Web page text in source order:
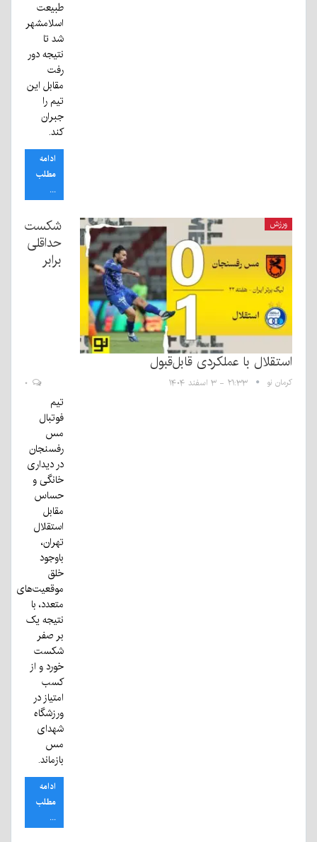
طبیعت
اسلامشهر
شد تا
نتیجه دور
رفت
مقابل این
تیم را
جبران
کند.
ادامه
مطلب
...
ورزش
شکست
حداقلی
برابر
استقلال با عملکردی قابل‌قبول
کرمان نو ۲۱:۳۳ - ۳ اسفند ۱۴۰۴
تیم
فوتبال
مس
رفسنجان
در دیداری
خانگی و
حساس
مقابل
استقلال
تهران،
باوجود
خلق
موقعیت‌های
متعدد، با
نتیجه یک
بر صفر
شکست
خورد و از
کسب
امتیاز در
ورزشگاه
شهدای
مس
بازماند.
ادامه
مطلب
...